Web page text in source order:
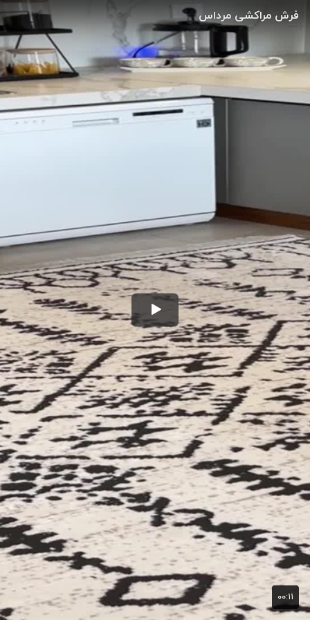
فرش مراکشی مرداس
۰۰:۱۱